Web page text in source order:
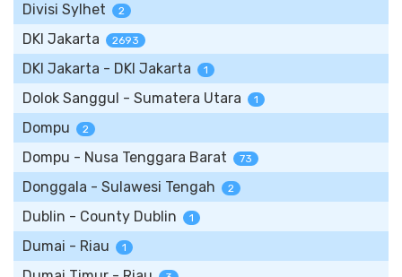
Divisi Sylhet 2
DKI Jakarta 2693
DKI Jakarta - DKI Jakarta 1
Dolok Sanggul - Sumatera Utara 1
Dompu 2
Dompu - Nusa Tenggara Barat 73
Donggala - Sulawesi Tengah 2
Dublin - County Dublin 1
Dumai - Riau 1